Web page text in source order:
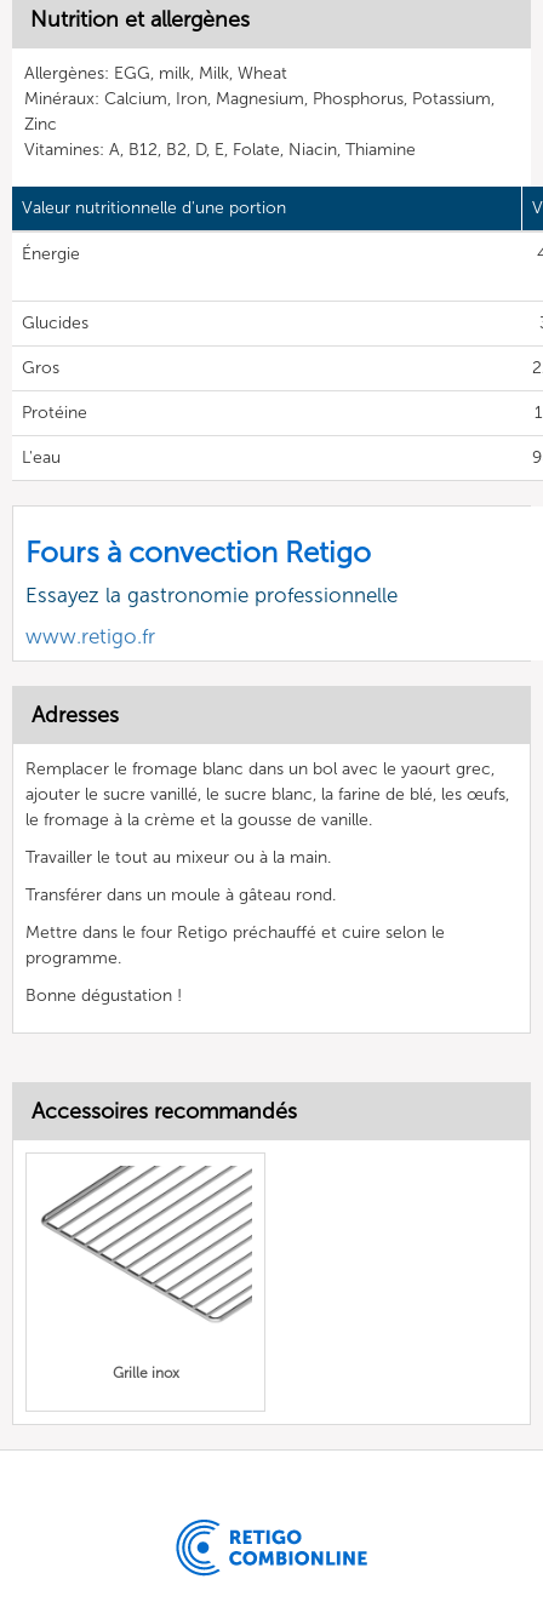
Nutrition et allergènes
Allergènes: EGG, milk, Milk, Wheat
Minéraux: Calcium, Iron, Magnesium, Phosphorus, Potassium,
Zinc
Vitamines: A, B12, B2, D, E, Folate, Niacin, Thiamine
Valeur nutritionnelle d'une portion
Énergie
Glucides
Gros
Protéine
L'eau
Fours à convection Retigo
Essayez la gastronomie professionnelle
www.retigo.fr
Adresses
Remplacer le fromage blanc dans un bol avec le yaourt grec,
ajouter le sucre vanillé, le sucre blanc, la farine de blé, les œufs,
le fromage à la crème et la gousse de vanille.
Travailler le tout au mixeur ou à la main.
Transférer dans un moule à gâteau rond.
Mettre dans le four Retigo préchauffé et cuire selon le
programme.
Bonne dégustation !
Accessoires recommandés
Grille inox